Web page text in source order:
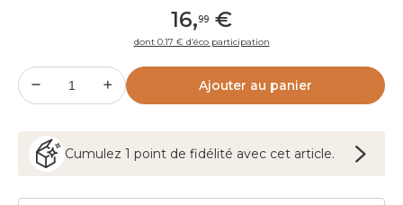
16,99 €
dont 0.17 € d’éco participation
Ajouter au panier
Cumulez 1 point de fidélité avec cet article.